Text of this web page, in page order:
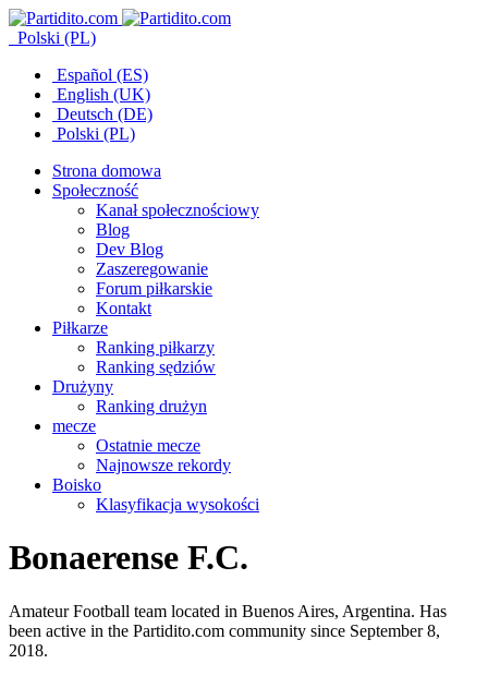
Polski (PL)
Español (ES)
English (UK)
Deutsch (DE)
Polski (PL)
Strona domowa
Społeczność
Kanał społecznościowy
Blog
Dev Blog
Zaszeregowanie
Forum piłkarskie
Kontakt
Piłkarze
Ranking piłkarzy
Ranking sędziów
Drużyny
Ranking drużyn
mecze
Ostatnie mecze
Najnowsze rekordy
Boisko
Klasyfikacja wysokości
Bonaerense F.C.
Amateur Football team located in Buenos Aires, Argentina. Has
been active in the Partidito.com community since September 8,
2018.